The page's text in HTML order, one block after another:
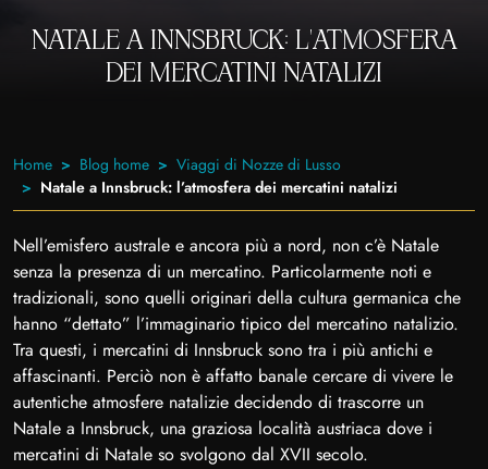
NATALE A INNSBRUCK: L’ATMOSFERA
DEI MERCATINI NATALIZI
Home Blog home
Viaggi di Nozze di Lusso
Natale a Innsbruck: l’atmosfera dei mercatini natalizi
Nell’emisfero australe e ancora più a nord, non c’è Natale
senza la presenza di un mercatino. Particolarmente noti e
tradizionali, sono quelli originari della cultura germanica che
hanno “dettato” l’immaginario tipico del mercatino natalizio.
Tra questi, i mercatini di Innsbruck sono tra i più antichi e
affascinanti. Perciò non è affatto banale cercare di vivere le
autentiche atmosfere natalizie decidendo di trascorre un
Natale a Innsbruck, una graziosa località austriaca dove i
mercatini di Natale so svolgono dal XVII secolo.